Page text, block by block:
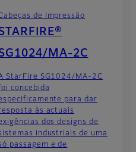
de Impressão
MA-2C
StarFire SG1024/MA-2C
concebida
para dar
resposta às actuais
dos designs de
industriais de uma
passagem e de